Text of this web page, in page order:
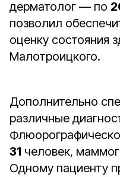
дерматолог — по
позволил
оценку состояния
Малотроицкого.
Дополнительно
различные
31 человек,
Одному пациенту